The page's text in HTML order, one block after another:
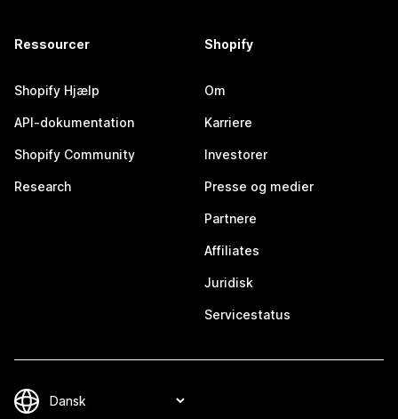
Ressourcer
Shopify Hjælp
API-dokumentation
Shopify Community
Research
Shopify
Om
Karriere
Investorer
Presse og medier
Partnere
Affiliates
Juridisk
Servicestatus